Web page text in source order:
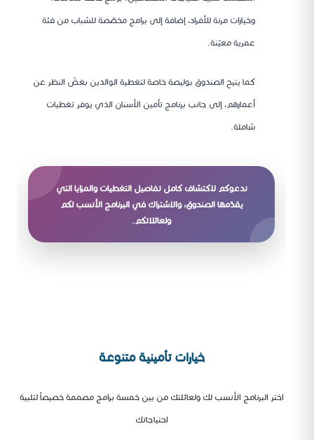
وخيارات مرنة للأفراد، إضافة إلى برامج مخصّصة للشباب من فئة
عمرية معيّنة.
كما يتيح الصندوق بوليصة خاصة لتغطية الوالدين بغضّ النظر عن
أعمارهم، إلى جانب برنامج تأمين الأسنان الذي يوفر تغطيات
شاملة.
ندعوكم لاكتشاف كامل تفاصيل التغطيات والمزايا التي
يقدّمها الصندوق، والاشتراك في البرنامج الأنسب لكم
ولعائلاتكم.
خيارات تأمينية متنوعة
اختر البرنامج الأنسب لك ولعائلتك من بين خمسة برامج مصممة خصيصاً لتلبية
احتياجاتك